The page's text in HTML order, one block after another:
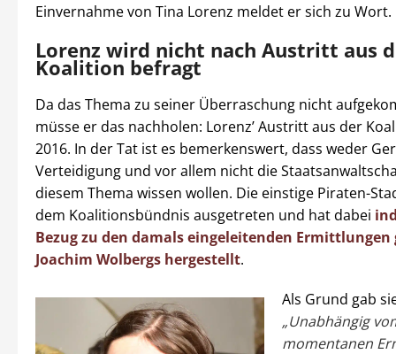
Einvernahme von Tina Lorenz meldet er sich zu Wort.
Lorenz wird nicht nach Austritt aus
Koalition befragt
Da das Thema zu seiner Überraschung nicht
müsse er das nachholen: Lorenz’ Austritt aus der
2016. In der Tat ist es bemerkenswert, dass weder
Verteidigung und vor allem nicht die
diesem Thema wissen wollen. Die einstige Piraten-
dem Koalitionsbündnis ausgetreten und hat dabei
Bezug zu den damals eingeleitenden Ermittlungen
Joachim Wolbergs hergestellt.
Als Grund gab
„Unabhängig
momentanen